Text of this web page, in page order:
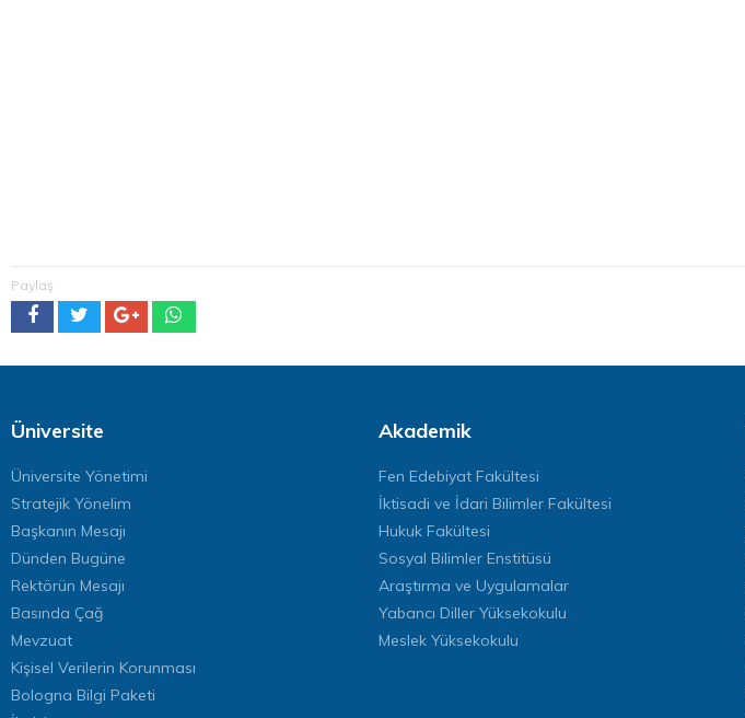
Paylaş
Üniversite
Üniversite Yönetimi
Stratejik Yönelim
Başkanın Mesajı
Dünden Bugüne
Rektörün Mesajı
Basında Çağ
Mevzuat
Kişisel Verilerin Korunması
Bologna Bilgi Paketi
Akademik
Fen Edebiyat Fakültesi
İktisadi ve İdari Bilimler Fakültesi
Hukuk Fakültesi
Sosyal Bilimler Enstitüsü
Araştırma ve Uygulamalar
Yabancı Diller Yüksekokulu
Meslek Yüksekokulu